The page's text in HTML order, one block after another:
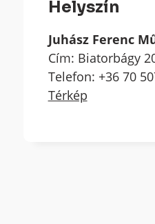
Helyszín
Juhász Ferenc
Cím: Biatorbágy
Telefon: +36 70
Térkép